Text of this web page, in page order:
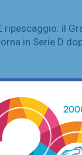
ripescaggio: il
in Serie D
Polo, un
nel motore: altro
prime